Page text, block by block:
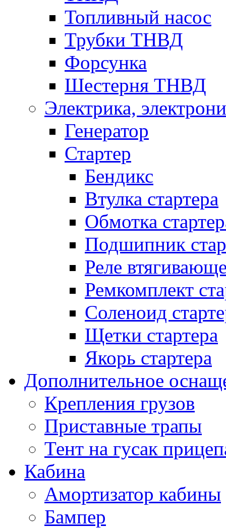
Топливный насос
Трубки ТНВД
Форсунка
Шестерня ТНВД
Электрика,
Генератор
Стартер
Бендикс
Втулка стартера
Обмотка
Подшипник
Реле
Ремкомплект
Соленоид
Щетки стартера
Якорь стартера
Дополнительное
Крепления грузов
Приставные трапы
Тент на гусак
Кабина
Амортизатор кабины
Бампер